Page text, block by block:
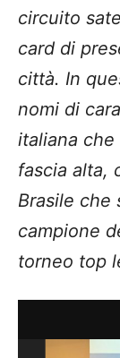
circuito
card di
città. In
nomi di
italiana
fascia alta,
Brasile che
campione
torneo top